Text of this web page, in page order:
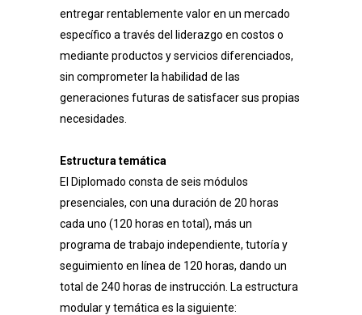
entregar rentablemente valor en un mercado
específico a través del liderazgo en costos o
mediante productos y servicios diferenciados,
sin comprometer la habilidad de las
generaciones futuras de satisfacer sus propias
necesidades.
Estructura temática
El Diplomado consta de seis módulos
presenciales, con una duración de 20 horas
cada uno (120 horas en total), más un
programa de trabajo independiente, tutoría y
seguimiento en línea de 120 horas, dando un
total de 240 horas de instrucción. La estructura
modular y temática es la siguiente: